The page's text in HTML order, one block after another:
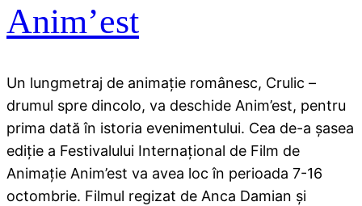
Anim’est
Un lungmetraj de animaţie românesc, Crulic –
drumul spre dincolo, va deschide Anim’est, pentru
prima dată în istoria evenimentului. Cea de-a şasea
ediţie a Festivalului Internaţional de Film de
Animaţie Anim’est va avea loc în perioada 7-16
octombrie. Filmul regizat de Anca Damian şi